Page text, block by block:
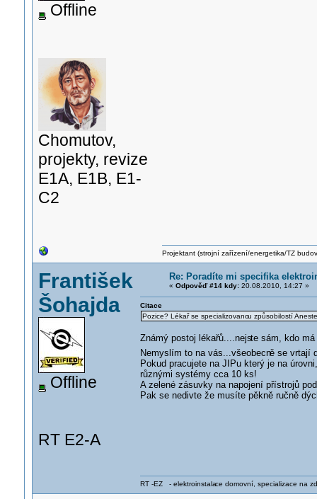
Offline
Chomutov,
projekty, revize
E1A, E1B, E1-
C2
Projektant (strojní zařízení/energetika/TZ
František
Šohajda
Offline
RT E2-A
Re: Poradíte mi specifika
« Odpověď #14 kdy:20.08.2010, 14:27 »
Citace
Pozice? Lékař se specializovanou způsobilostí
Známý postoj lékařů....nejste sám, kdo
Nemyslím to na vás...všeobecně se vrtají
Pokud pracujete na JIPu který je na
různými systémy cca 10 ks!
A zelené zásuvky na napojení přístrojů
Pak se nedivte že musíte pěkně ručně
RT -EZ - elektroinstalace domovní, specializace na